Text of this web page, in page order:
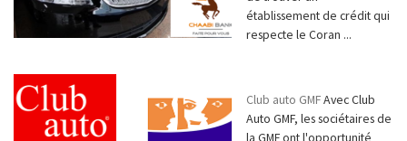
établissement de crédit qui
respecte le Coran ...
Club auto GMFAvec Club
Auto GMF, les sociétaires de
la GMF ont l'opportunité